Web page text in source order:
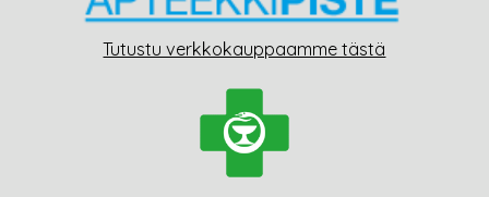
Tutustu verkkokauppaamme tästä